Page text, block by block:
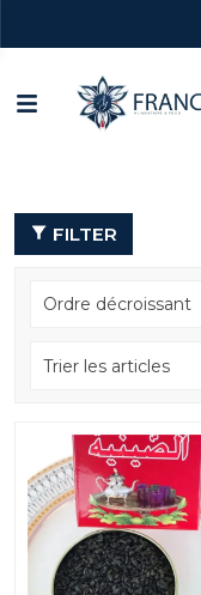
FILTER
Ordre décroissant
Trier les articles